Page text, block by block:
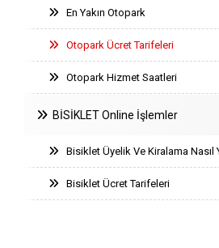
En Yakın Otopark
Otopark Ücret Tarifeleri
Otopark Hizmet Saatleri
BİSİKLET Online İşlemler
Bisiklet Üyelik Ve Kiralama Nasıl
Bisiklet Ücret Tarifeleri